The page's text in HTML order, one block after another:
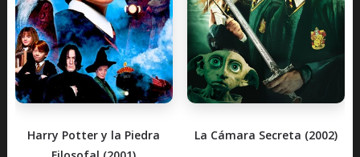
Harry Potter y la Piedra
La Cámara Secreta (2002)